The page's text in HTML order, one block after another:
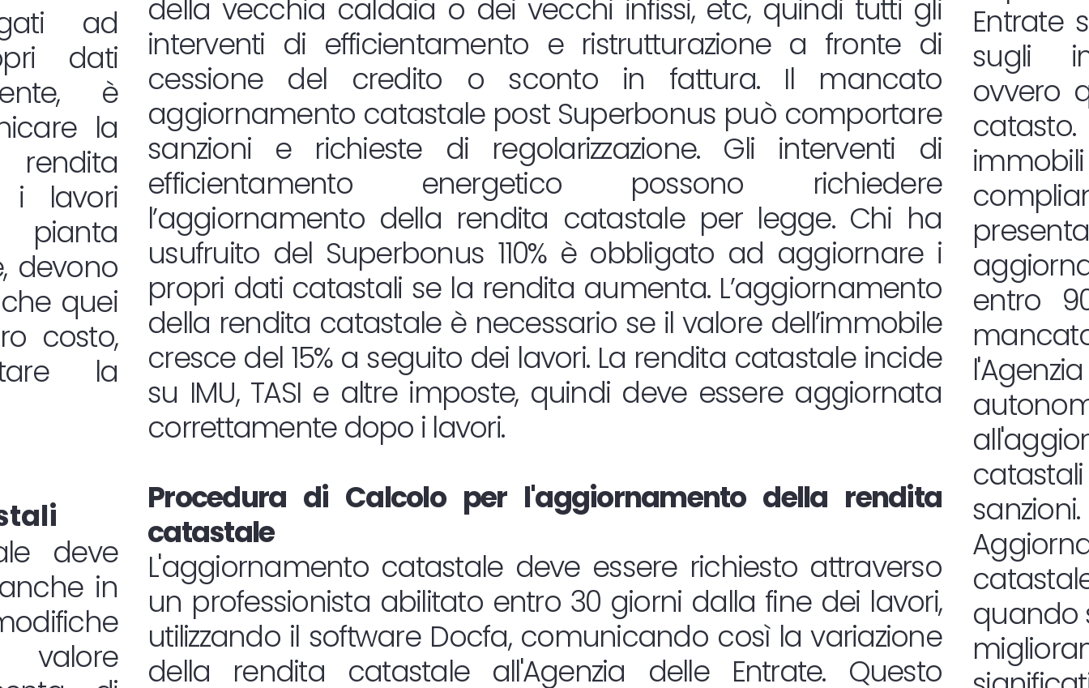
ad
dati
è
la
i lavori
devono
quei
costo,
la
deve
in
della vecchia caldaia o dei vecchi infissi, etc, quindi tutti gli
interventi di efficientamento e ristrutturazione a fronte di
cessione del credito o sconto in fattura. Il mancato
aggiornamento catastale post Superbonus può comportare
sanzioni e richieste di regolarizzazione. Gli interventi di
efficientamento energetico possono richiedere
l’aggiornamento della rendita catastale per legge. Chi ha
usufruito del Superbonus 110% è obbligato ad aggiornare i
propri dati catastali se la rendita aumenta. L’aggiornamento
della rendita catastale è necessario se il valore dell’immobile
cresce del 15% a seguito dei lavori. La rendita catastale incide
su IMU, TASI e altre imposte, quindi deve essere aggiornata
correttamente dopo i lavori.
Procedura di Calcolo per l'aggiornamento della rendita
catastale
L'aggiornamento catastale deve essere richiesto attraverso
un professionista abilitato entro 30 giorni dalla fine dei lavori,
utilizzando il software Docfa, comunicando così la variazione
della rendita catastale all'Agenzia delle Entrate. Questo
Entrate
sugli
ovvero
entro
sanzioni.
quando